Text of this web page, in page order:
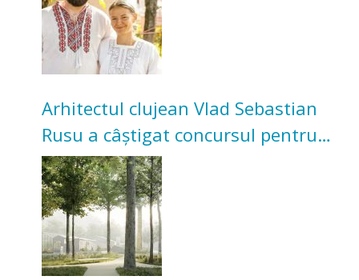
Arhitectul clujean Vlad Sebastian
Rusu a câștigat concursul pentru
transformarea Grădinii Casei
Universitarilor